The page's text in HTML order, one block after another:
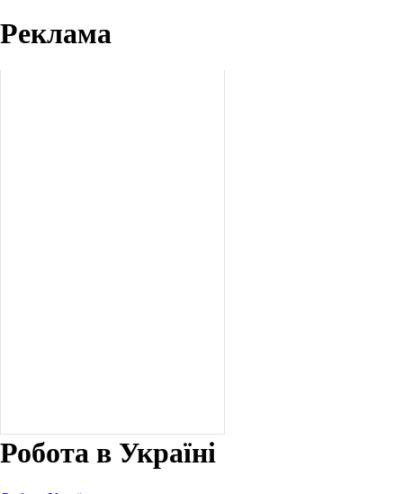
Реклама
Робота в Україні